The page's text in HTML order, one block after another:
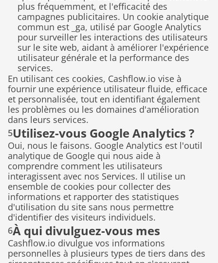
plus fréquemment, et l'efficacité des
campagnes publicitaires. Un cookie analytique
commun est _ga, utilisé par Google Analytics
pour surveiller les interactions des utilisateurs
sur le site web, aidant à améliorer l'expérience
utilisateur générale et la performance des
services.
En utilisant ces cookies, Cashflow.io vise à
fournir une expérience utilisateur fluide, efficace
et personnalisée, tout en identifiant également
les problèmes ou les domaines d'amélioration
dans leurs services.
5Utilisez-vous Google Analytics ?
Oui, nous le faisons. Google Analytics est l'outil
analytique de Google qui nous aide à
comprendre comment les utilisateurs
interagissent avec nos Services. Il utilise un
ensemble de cookies pour collecter des
informations et rapporter des statistiques
d'utilisation du site sans nous permettre
d'identifier des visiteurs individuels.
6À qui divulguez-vous mes
informations personnelles ?
Cashflow.io divulgue vos informations
personnelles à plusieurs types de tiers dans des